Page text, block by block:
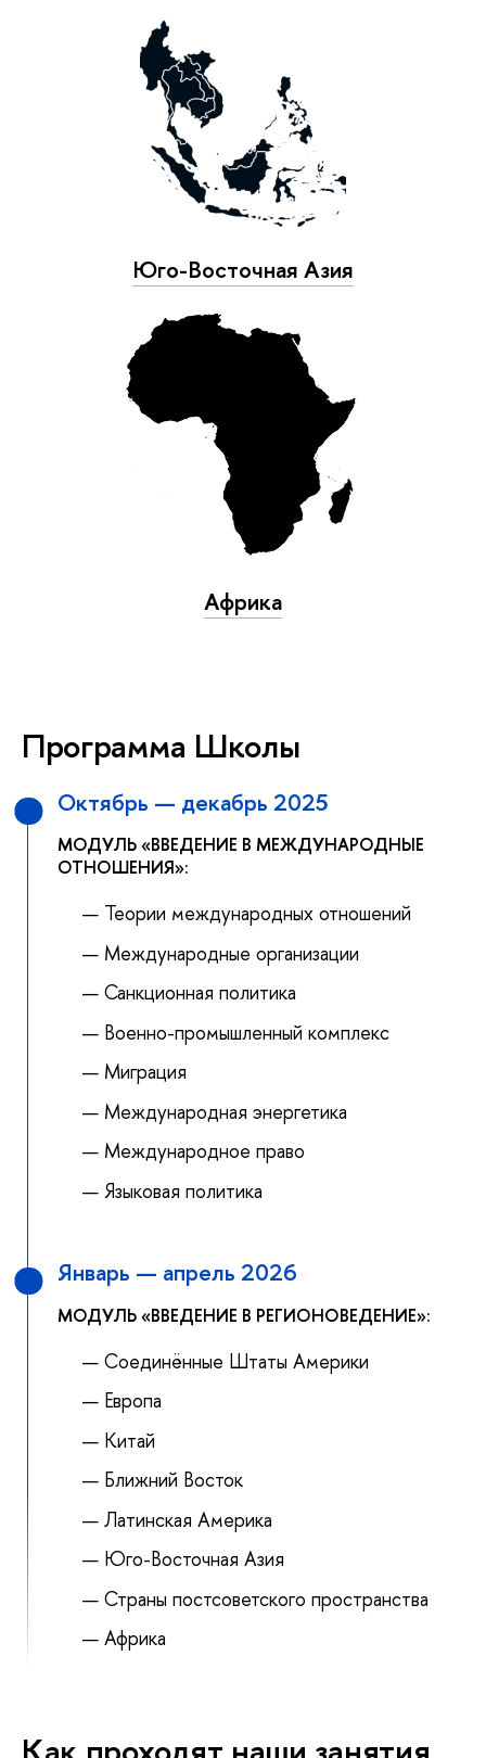
Юго-Восточная Азия
Африка
Программа Школы
Октябрь — декабрь 2025
МОДУЛЬ «ВВЕДЕНИЕ В МЕЖДУНАРОДНЫЕ
ОТНОШЕНИЯ»:
Теории международных отношений
Международные организации
Санкционная политика
Военно-промышленный комплекс
Миграция
Международная энергетика
Международное право
Языковая политика
Январь — апрель 2026
МОДУЛЬ «ВВЕДЕНИЕ В РЕГИОНОВЕДЕНИЕ»:
Соединённые Штаты Америки
Европа
Китай
Ближний Восток
Латинская Америка
Юго-Восточная Азия
Страны постсоветского пространства
Африка